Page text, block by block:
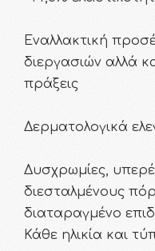
Εναλλακτική
διεργασιών αλλά
πράξεις
Δερματολογικά
Δυσχρωμίες,
διεσταλμένους
διαταραγμένο
Κάθε ηλικία και